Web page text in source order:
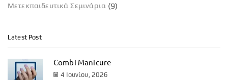
Μετεκπαιδευτικά Σεμινάρια (9)
Latest Post
Combi Manicure
4 Ιουνίου, 2026